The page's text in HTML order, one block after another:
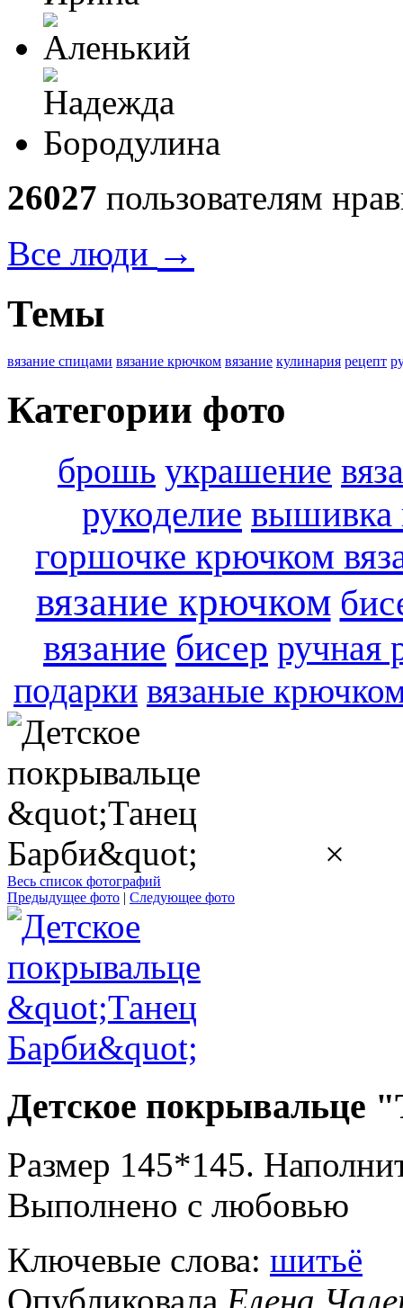
26027 пользователям
Все люди →
Темы
вязание спицами вязание крючком вязание кулинария рецепт
Категории фото
брошь украшение
рукоделие вышивка
горшочке крючком
вязание крючком
вязание бисер ручная
подарки вязаные
×
Весь список фотографий
Предыдущее фото | Следующее фото
Детское покрывальце
Размер 145*145.
Выполнено с любовью
Ключевые слова: шитьё
Опубликовала Елена